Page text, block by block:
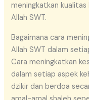
meningkatkan
Allah SWT.
Bagaimana cara
Allah SWT dalam
Cara meningkatkan
dalam setiap aspek
dzikir dan berdoa